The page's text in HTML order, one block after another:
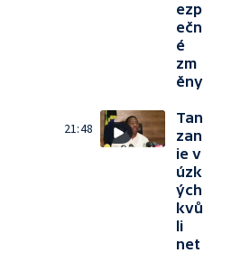
ezp
ečn
é
zm
ěny
21:48
Tan
zan
ie v
úzk
ých
kvů
li
net